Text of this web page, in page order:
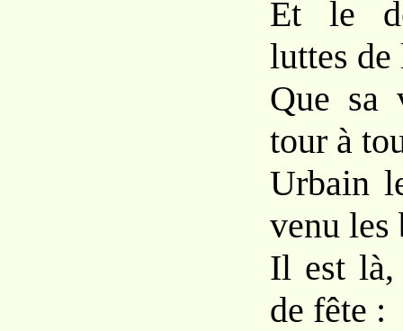
Et le
luttes de
Que sa
tour à
Urbain
venu les
Il est là,
de fête :